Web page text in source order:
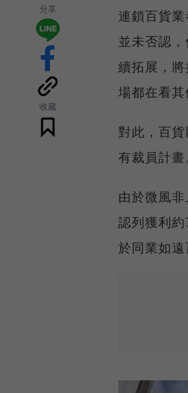
分享
收藏
連鎖百貨
並未否認
續拓展，
場都在看其
對此，百
有裁員計畫
由於微風
認列獲利
於同業如